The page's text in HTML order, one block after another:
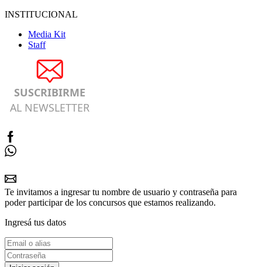
INSTITUCIONAL
Media Kit
Staff
SUSCRIBIRME
AL NEWSLETTER
Te invitamos a ingresar tu nombre de usuario y contraseña para
poder participar de los concursos que estamos realizando.
Ingresá tus datos